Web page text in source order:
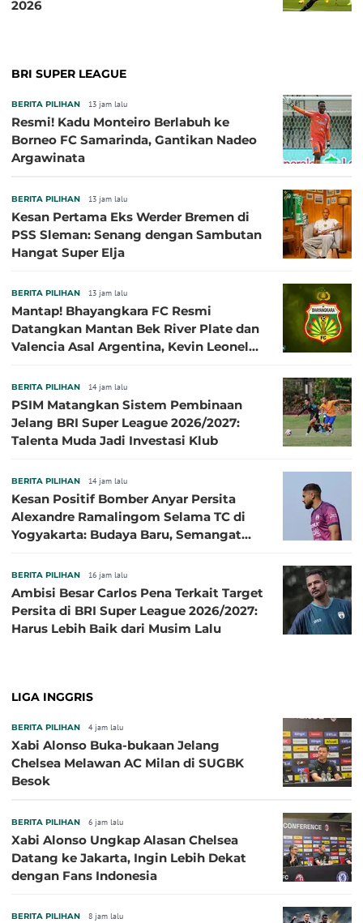
2026
BRI SUPER LEAGUE
BERITA PILIHAN 13 jam lalu
Resmi! Kadu Monteiro Berlabuh ke
Borneo FC Samarinda, Gantikan Nadeo
Argawinata
BERITA PILIHAN 13 jam lalu
Kesan Pertama Eks Werder Bremen di
PSS Sleman: Senang dengan Sambutan
Hangat Super Elja
BERITA PILIHAN 13 jam lalu
Mantap! Bhayangkara FC Resmi
Datangkan Mantan Bek River Plate dan
Valencia Asal Argentina, Kevin Leonel
BERITA PILIHAN 14 jam lalu
PSIM Matangkan Sistem Pembinaan
Jelang BRI Super League 2026/2027:
Talenta Muda Jadi Investasi Klub
BERITA PILIHAN 14 jam lalu
Kesan Positif Bomber Anyar Persita
Alexandre Ramalingom Selama TC di
Yogyakarta: Budaya Baru, Semangat
BERITA PILIHAN 16 jam lalu
Ambisi Besar Carlos Pena Terkait Target
Persita di BRI Super League 2026/2027:
Harus Lebih Baik dari Musim Lalu
LIGA INGGRIS
BERITA PILIHAN 4 jam lalu
Xabi Alonso Buka-bukaan Jelang
Chelsea Melawan AC Milan di SUGBK
Besok
BERITA PILIHAN 6 jam lalu
Xabi Alonso Ungkap Alasan Chelsea
Datang ke Jakarta, Ingin Lebih Dekat
dengan Fans Indonesia
BERITA PILIHAN 8 jam lalu